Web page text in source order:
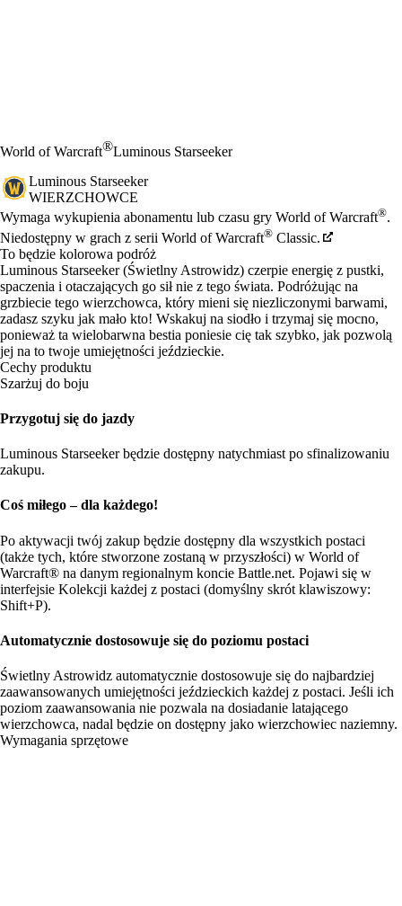
World of Warcraft®Luminous Starseeker
Luminous Starseeker
WIERZCHOWCE
Cena
Available actions
Wymaga wykupienia abonamentu lub czasu gry World of Warcraft®.
Niedostępny w grach z serii World of Warcraft® Classic.
To będzie kolorowa podróż
Luminous Starseeker (Świetlny Astrowidz) czerpie energię z pustki,
spaczenia i otaczających go sił nie z tego świata. Podróżując na
grzbiecie tego wierzchowca, który mieni się niezliczonymi barwami,
zadasz szyku jak mało kto! Wskakuj na siodło i trzymaj się mocno,
ponieważ ta wielobarwna bestia poniesie cię tak szybko, jak pozwolą
jej na to twoje umiejętności jeździeckie.
Cechy produktu
Szarżuj do boju
Przygotuj się do jazdy
Luminous Starseeker będzie dostępny natychmiast po sfinalizowaniu
zakupu.
Coś miłego – dla każdego!
Po aktywacji twój zakup będzie dostępny dla wszystkich postaci
(także tych, które stworzone zostaną w przyszłości) w World of
Warcraft® na danym regionalnym koncie Battle.net. Pojawi się w
interfejsie Kolekcji każdej z postaci (domyślny skrót klawiszowy:
Shift+P).
Automatycznie dostosowuje się do poziomu postaci
Świetlny Astrowidz automatycznie dostosowuje się do najbardziej
zaawansowanych umiejętności jeździeckich każdej z postaci. Jeśli ich
poziom zaawansowania nie pozwala na dosiadanie latającego
wierzchowca, nadal będzie on dostępny jako wierzchowiec naziemny.
Wymagania sprzętowe